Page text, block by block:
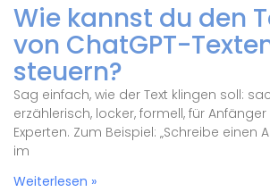
Wie kannst du den
von ChatGPT-
steuern?
Sag einfach, wie der Text klingen soll:
erzählerisch, locker, formell, für
Experten. Zum Beispiel: „Schreibe einen
im
Weiterlesen »